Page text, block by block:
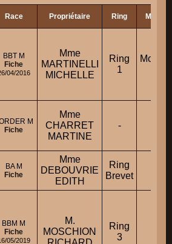
Race Propriétaire Ring
BBT M
Fiche
04/2016
Mme
MARTINELLI
MICHELLE
Ring
1
M
Fiche
Mme
CHARRET
MARTINE
-
BA M
Fiche
Mme
DEBOUVRIE
EDITH
Ring
Brevet
BBM M
Fiche
05/2019
M.
MOSCHION
Ring
3